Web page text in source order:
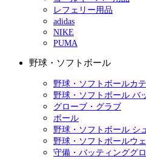
レフェリー用品
adidas
NIKE
PUMA
野球・ソフトボール
野球・ソフトボールカ
野球・ソフトボール バ
グローブ・グラブ
ボール
野球・ソフトボール シ
野球・ソフトボールウ
守備・バッティンググ